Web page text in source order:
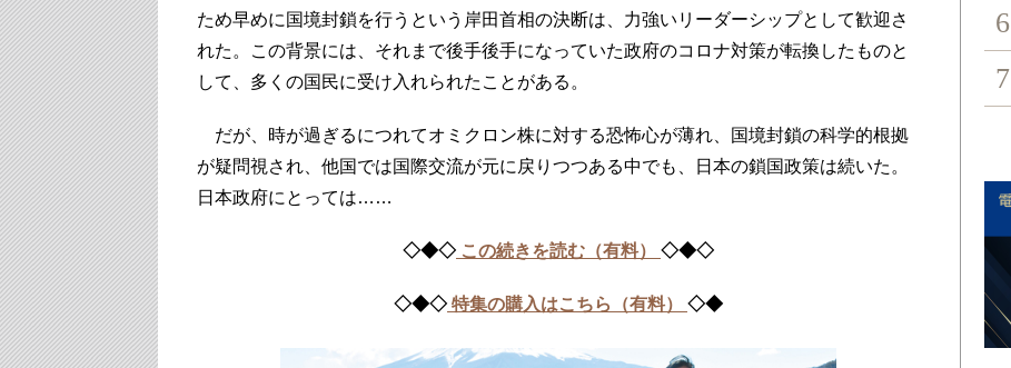
ため早めに国境封鎖を行うという岸田首相の決断は、力強いリーダーシップとして歓迎さ
れた。この背景には、それまで後手後手になっていた政府のコロナ対策が転換したものと
して、多くの国民に受け入れられたことがある。
だが、時が過ぎるにつれてオミクロン株に対する恐怖心が薄れ、国境封鎖の科学的根拠
が疑問視され、他国では国際交流が元に戻りつつある中でも、日本の鎖国政策は続いた。
日本政府にとっては……
◇◆◇ この続きを読む（有料） ◇◆◇
◇◆◇ 特集の購入はこちら（有料） ◇◆
6
7